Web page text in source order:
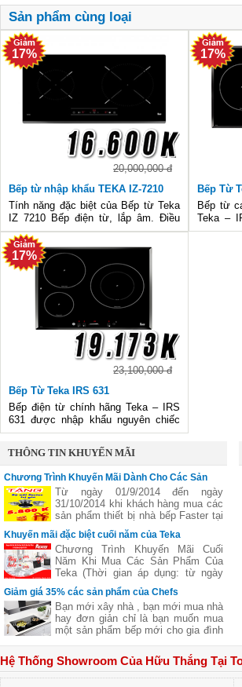
Sản phẩm cùng loại
17%
20,000,000 đ
Bếp từ nhập khẩu TEKA IZ-7210
Tính năng đặc biệt của Bếp từ Teka
IZ 7210 Bếp điện từ, lắp âm. Điều
khiển bằng cảm ứng, dạng trượt Mặt
bếp bằng kính ceramic, chịu nhiệt
Cài đặt chương trình riêng biệt cho
từng bếp nấu. Chức năng Po
17%
Bếp Từ
Bếp từ
Teka –
dòng
17%
23,100,000 đ
Bếp Từ Teka IRS 631
Bếp điện từ chính hãng Teka – IRS
631 được nhập khẩu nguyên chiếc
từ Tây Ban Nha, với sự nổi bật cả
về ngoại hình và tính năng nên nó
được rất nhiều bà nội trợ tin dùng
THÔNG TIN KHUYẾN MÃI
Chương Trình Khuyến Mãi Dành Cho Các Sản
Phẩm FasterTừ ngày 01/9/2014 đến ngày
31/10/2014 khi khách hàng mua các
sản phẩm thiết bị nhà bếp Faster tại
các đại lý của bếp gas Hữu Thắng
sẽ nhận được những phần quà hấp
dẫn, chi tiết xem thêm..
Khuyến mãi đặc biệt cuối năm của Teka
Chương Trình Khuyến Mãi Cuối
Năm Khi Mua Các Sản Phẩm Của
Teka (Thời gian áp dụng: từ ngày
11/11 đến hết ngày 27/12/2016)
Giảm giá 35% các sản phẩm của Chefs
Bạn mới xây nhà , bạn mới mua nhà
hay đơn giản chỉ là bạn muốn mua
một sản phẩm bếp mới cho gia đình
hãng nào tốt cả về giá về chất
lượng .Hãy để chúng tôi gợi ý cho
bạn một thương hiệu của Việt Nam
Hệ Thống Showroom Của Hữu Thắng Tại